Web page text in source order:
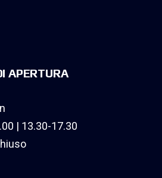
APERTURA
| 13.30-17.30